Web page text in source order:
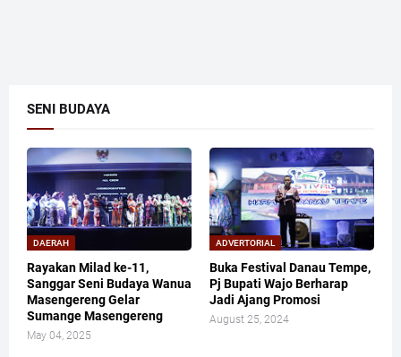
SENI BUDAYA
DAERAH
Rayakan Milad ke-11,
Sanggar Seni Budaya Wanua
Masengereng Gelar
Sumange Masengereng
May 04, 2025
ADVERTORIAL
Buka Festival Danau Tempe,
Pj Bupati Wajo Berharap
Jadi Ajang Promosi
August 25, 2024